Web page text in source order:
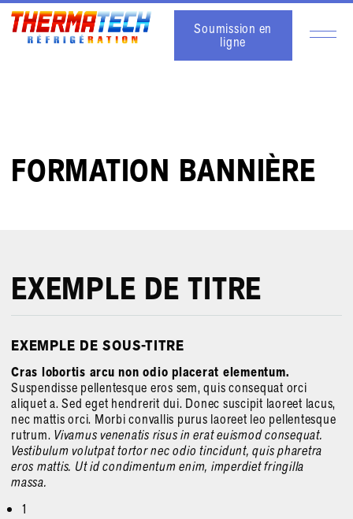
Soumission en
ligne
FORMATION BANNIÈRE
EXEMPLE DE TITRE
EXEMPLE DE SOUS-TITRE
Cras lobortis arcu non odio placerat elementum.
Suspendisse pellentesque eros sem, quis consequat orci
aliquet a. Sed eget hendrerit dui. Donec suscipit laoreet lacus,
nec mattis orci. Morbi convallis purus laoreet leo pellentesque
rutrum. Vivamus venenatis risus in erat euismod consequat.
Vestibulum volutpat tortor nec odio tincidunt, quis pharetra
eros mattis. Ut id condimentum enim, imperdiet fringilla
massa.
1